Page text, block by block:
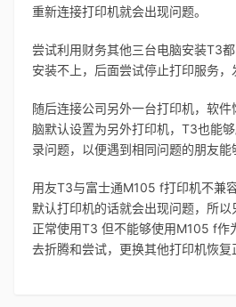
重新连接打印机就会出现问题。
尝试利用财务其他三台电脑安装T3
安装不上，后面尝试停止打印服务，
随后连接公司另外一台打印机，软
脑默认设置为另外打印机，T3也能
录问题，以便遇到相同问题的朋友能
用友T3与富士通M105 f打印机不兼
默认打印机的话就会出现问题，所
正常使用T3 但不能够使用M105 f作
去折腾和尝试，更换其他打印机恢复